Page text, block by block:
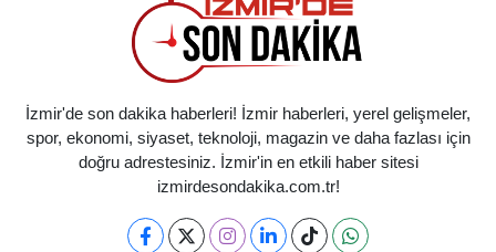
İzmir'de son dakika haberleri! İzmir haberleri, yerel gelişmeler,
spor, ekonomi, siyaset, teknoloji, magazin ve daha fazlası için
doğru adrestesiniz. İzmir'in en etkili haber sitesi
izmirdesondakika.com.tr!